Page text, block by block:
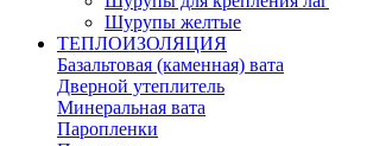
Шурупы желтые
ТЕПЛОИЗОЛЯЦИЯ
Базальтовая (каменная) вата
Дверной утеплитель
Минеральная вата
Паропленки